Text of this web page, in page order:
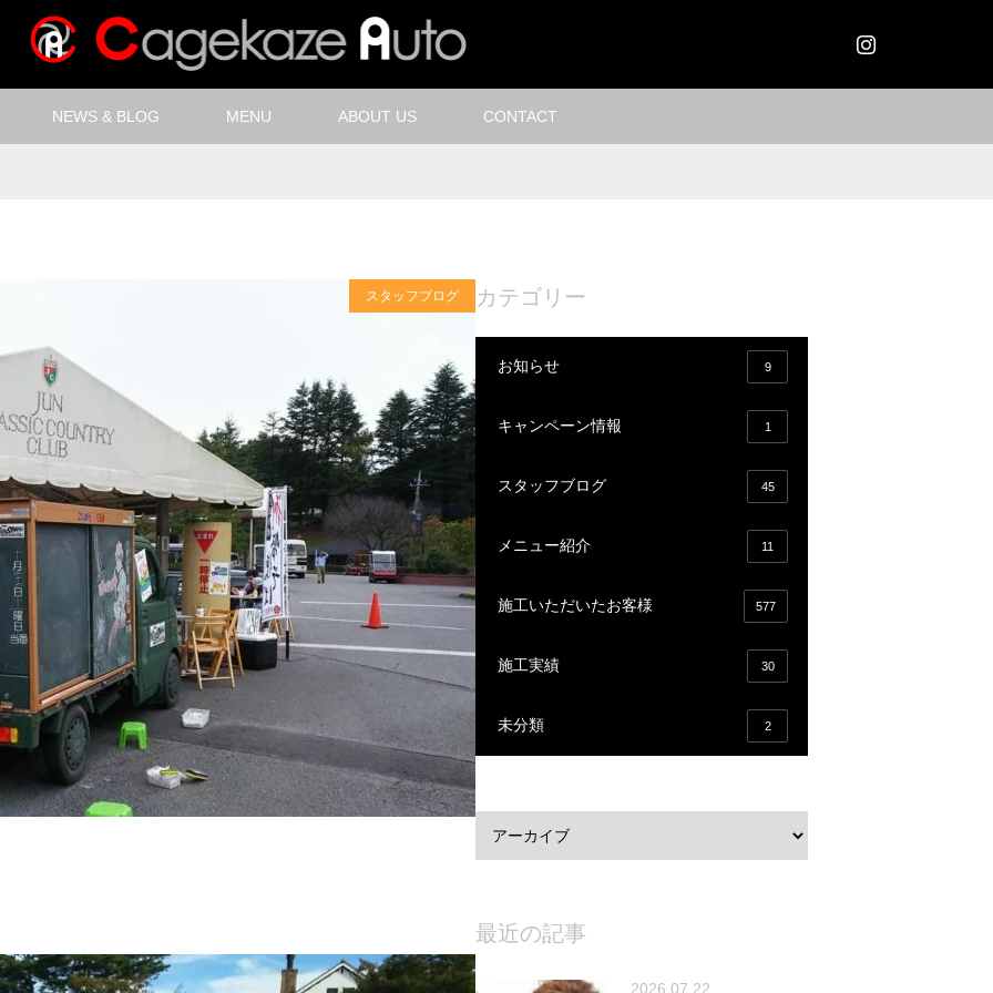
NEWS & BLOG MENU ABOUT US CONTACT
スタッフブログ カテゴリー
お知らせ 9
キャンペーン情報 1
スタッフブログ 45
メニュー紹介 11
施工いただいたお客様 577
施工実績 30
未分類 2
最近の記事
2026.07.22